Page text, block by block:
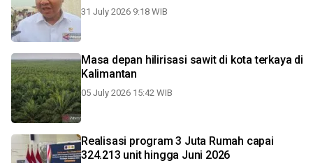
31 July 2026 9:18 WIB
Masa depan hilirisasi sawit di kota terkaya di
Kalimantan
05 July 2026 15:42 WIB
Realisasi program 3 Juta Rumah capai
324.213 unit hingga Juni 2026